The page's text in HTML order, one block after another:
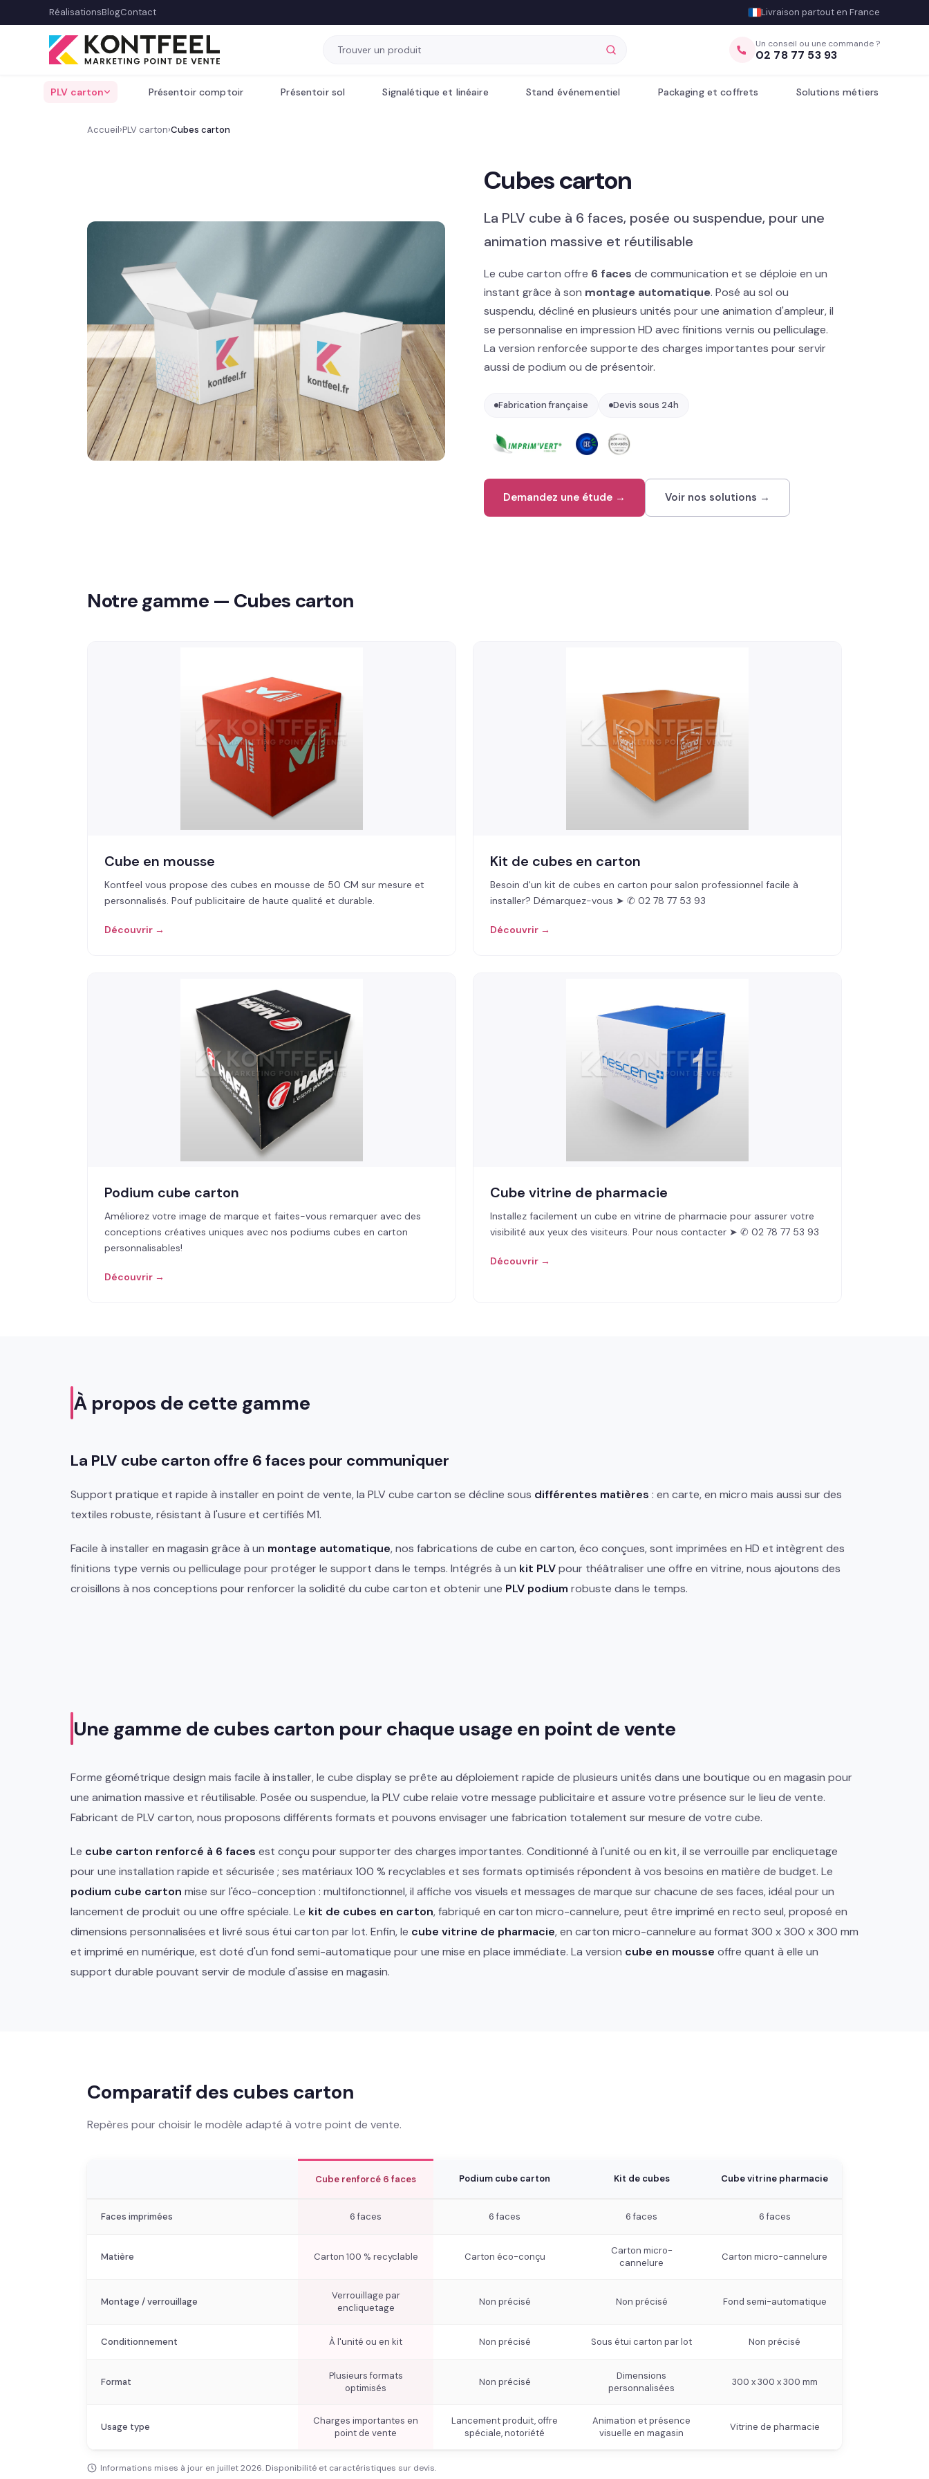
RéalisationsBlogContact Livraison partout en France
Un conseil ou une commande ?
02 78 77 53 93
PLV carton Présentoir comptoir Présentoir sol Signalétique et linéaire Stand événementiel Packaging et coffrets Solutions métiers
Accueil›PLV carton›Cubes carton
Cubes carton
La PLV cube à 6 faces, posée ou suspendue, pour une
animation massive et réutilisable
Le cube carton offre 6 faces de communication et se déploie en un
instant grâce à son montage automatique. Posé au sol ou
suspendu, décliné en plusieurs unités pour une animation d'ampleur, il
se personnalise en impression HD avec finitions vernis ou pelliculage.
La version renforcée supporte des charges importantes pour servir
aussi de podium ou de présentoir.
Fabrication française Devis sous 24h
Demandez une étude → Voir nos solutions →
Notre gamme — Cubes carton
Cube en mousse
Kontfeel vous propose des cubes en mousse de 50 CM sur mesure et
personnalisés. Pouf publicitaire de haute qualité et durable.
Découvrir →
Kit de cubes en carton
Besoin d'un kit de cubes en carton pour salon professionnel facile à
installer? Démarquez-vous ➤ ✆ 02 78 77 53 93
Découvrir →
Podium cube carton
Améliorez votre image de marque et faites-vous remarquer avec des
conceptions créatives uniques avec nos podiums cubes en carton
personnalisables!
Découvrir →
Cube vitrine de pharmacie
Installez facilement un cube en vitrine de pharmacie pour assurer votre
visibilité aux yeux des visiteurs. Pour nous contacter ➤ ✆ 02 78 77 53 93
Découvrir →
À propos de cette gamme
La PLV cube carton offre 6 faces pour communiquer
Support pratique et rapide à installer en point de vente, la PLV cube carton se décline sous différentes matières : en carte, en micro mais aussi sur des
textiles robuste, résistant à l'usure et certifiés M1.
Facile à installer en magasin grâce à un montage automatique, nos fabrications de cube en carton, éco conçues, sont imprimées en HD et intègrent des
finitions type vernis ou pelliculage pour protéger le support dans le temps. Intégrés à un kit PLVpour théâtraliser une offre en vitrine, nous ajoutons des
croisillons à nos conceptions pour renforcer la solidité du cube carton et obtenir une PLV podium robuste dans le temps.
Une gamme de cubes carton pour chaque usage en point de vente
Forme géométrique design mais facile à installer, le cube display se prête au déploiement rapide de plusieurs unités dans une boutique ou en magasin pour
une animation massive et réutilisable. Posée ou suspendue, la PLV cube relaie votre message publicitaire et assure votre présence sur le lieu de vente.
Fabricant de PLV carton, nous proposons différents formats et pouvons envisager une fabrication totalement sur mesure de votre cube.
Le cube carton renforcé à 6 faces est conçu pour supporter des charges importantes. Conditionné à l'unité ou en kit, il se verrouille par encliquetage
pour une installation rapide et sécurisée ; ses matériaux 100 % recyclables et ses formats optimisés répondent à vos besoins en matière de budget. Le
podium cube carton mise sur l'éco-conception : multifonctionnel, il affiche vos visuels et messages de marque sur chacune de ses faces, idéal pour un
lancement de produit ou une offre spéciale. Le kit de cubes en carton, fabriqué en carton micro-cannelure, peut être imprimé en recto seul, proposé en
dimensions personnalisées et livré sous étui carton par lot. Enfin, le cube vitrine de pharmacie, en carton micro-cannelure au format 300 x 300 x 300 mm
et imprimé en numérique, est doté d'un fond semi-automatique pour une mise en place immédiate. La version cube en mousse offre quant à elle un
support durable pouvant servir de module d'assise en magasin.
Comparatif des cubes carton
Repères pour choisir le modèle adapté à votre point de vente.
Cube renforcé 6 faces Podium cube carton Kit de cubes Cube vitrine pharmacie
Faces imprimées 6 faces 6 faces 6 faces 6 faces
Matière Carton 100 % recyclable Carton éco-conçu
Carton micro-
cannelure
Carton micro-cannelure
Montage / verrouillage
Verrouillage par
encliquetage
Non précisé Non précisé Fond semi-automatique
Conditionnement À l'unité ou en kit Non précisé Sous étui carton par lot Non précisé
Format
Plusieurs formats
optimisés
Non précisé
Dimensions
personnalisées
300 x 300 x 300 mm
Usage type
Charges importantes en
point de vente
Lancement produit, offre
spéciale, notoriété
Animation et présence
visuelle en magasin
Vitrine de pharmacie
Informations mises à jour en juillet 2026. Disponibilité et caractéristiques sur devis.